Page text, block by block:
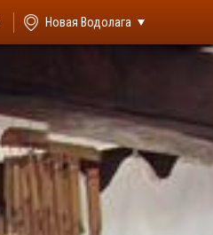
Новая Водолага